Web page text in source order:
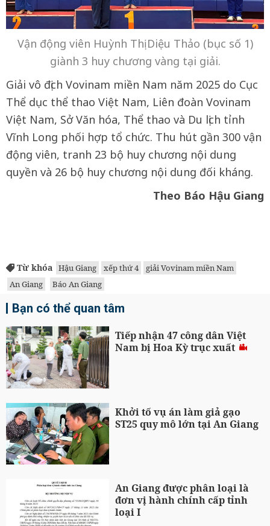
Vận động viên Huỳnh Thị Diệu Thảo (bục số 1)
giành 3 huy chương vàng tại giải.
Giải vô địch Vovinam miền Nam năm 2025 do Cục
Thể dục thể thao Việt Nam, Liên đoàn Vovinam
Việt Nam, Sở Văn hóa, Thể thao và Du lịch tỉnh
Vĩnh Long phối hợp tổ chức. Thu hút gần 300 vận
động viên, tranh 23 bộ huy chương nội dung
quyền và 26 bộ huy chương nội dung đối kháng.
Theo Báo Hậu Giang
Từ khóa Hậu Giang xếp thứ 4
giải Vovinam miền Nam
An Giang
Báo An Giang
Bạn có thể quan tâm
Tiếp nhận 47 công dân Việt
Nam bị Hoa Kỳ trục xuất
Khởi tố vụ án làm giả gạo
ST25 quy mô lớn tại An Giang
An Giang được phân loại là
đơn vị hành chính cấp tỉnh
loại I